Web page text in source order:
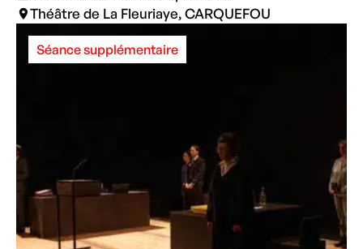
Théâtre de La Fleuriaye, CARQUEFOU
Séance supplémentaire